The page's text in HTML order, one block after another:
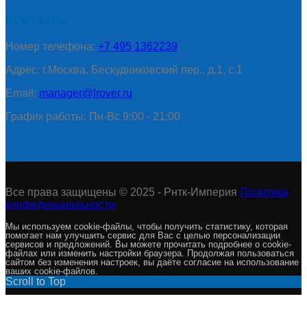
Номер телефона: +7 495 1362239
Адрес: г.Москва, Бескудниковский пер., д.1, с.1
Email: manager@lrover.ru
График работы: Пн-Вс 9:00 - 21:00
Все права защищены © 2025 - Рнтк-Империя Политика
конфеденциальности
Мы используем cookie-файлы, чтобы получить статистику, которая
помогает нам улучшить сервис для Вас с целью персонализации
сервисов и предложений. Вы можете прочитать подробнее о cookie-
файлах или изменить настройки браузера. Продолжая пользоваться
сайтом без изменения настроек, вы даёте согласие на использование
ваших cookie-файлов.
Scroll to Top